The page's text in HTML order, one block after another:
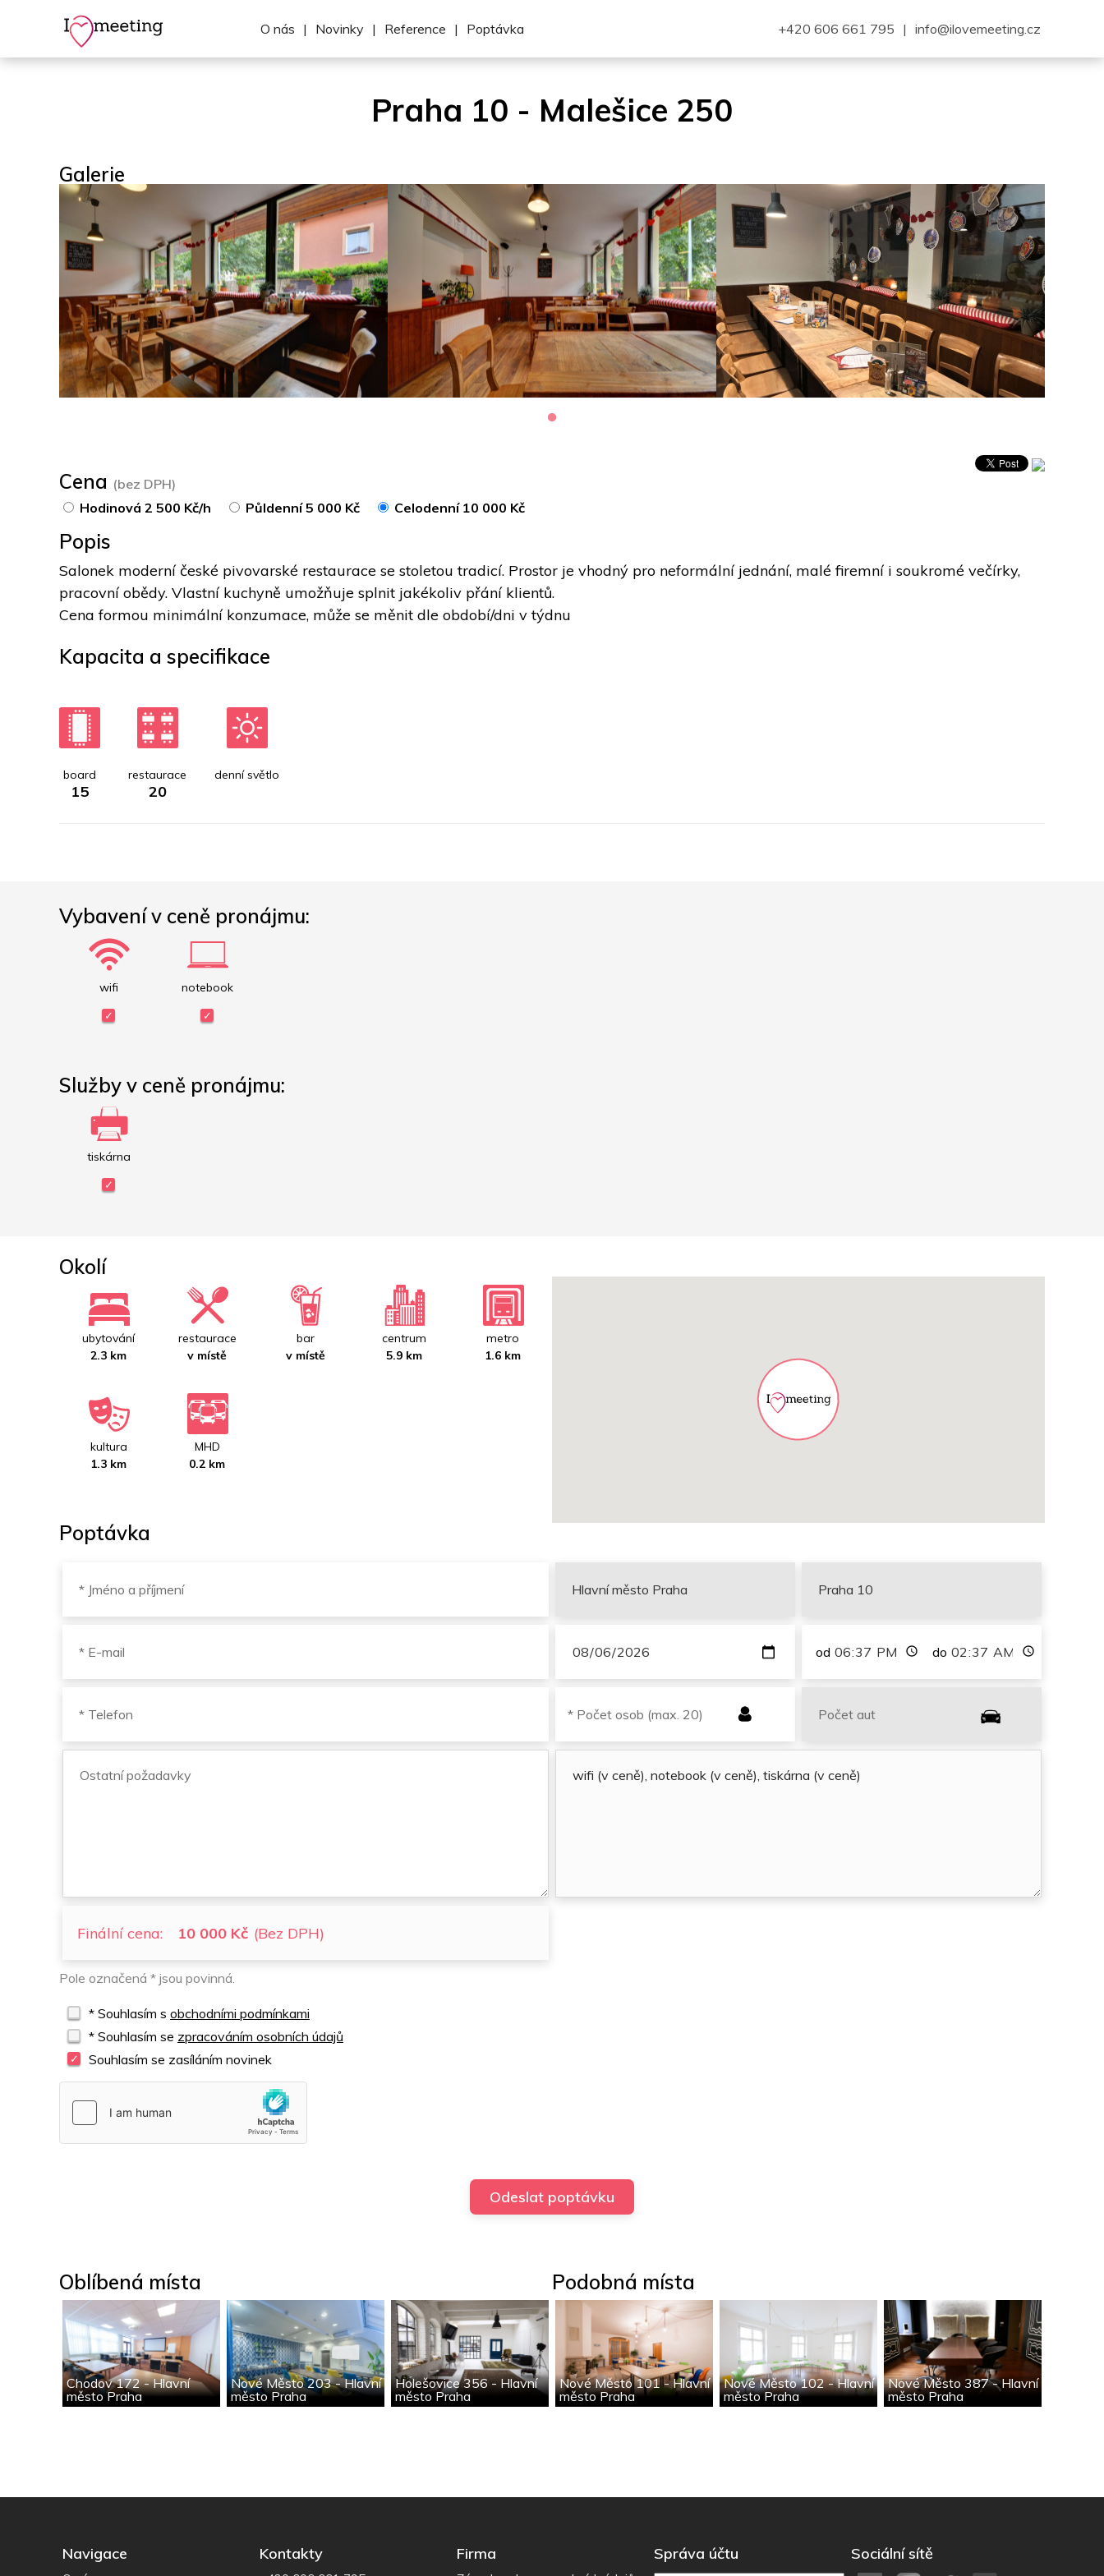
O nás | Novinky | Reference | Poptávka +420 606 661 795 | info@ilovemeeting.cz
Praha 10 - Malešice 250
Galerie
Cena (bez DPH)
Hodinová 2 500 Kč/h
Půldenní 5 000 Kč Celodenní 10 000 Kč
Popis
Salonek moderní české pivovarské restaurace se stoletou tradicí. Prostor je vhodný pro neformální jednání, malé firemní i soukromé večírky,
pracovní obědy. Vlastní kuchyně umožňuje splnit jakékoliv přání klientů.
Cena formou minimální konzumace, může se měnit dle období/dni v týdnu
Kapacita a specifikace
board
15
restaurace
20
denní světlo
Vybavení v ceně pronájmu:
wifi notebook
Služby v ceně pronájmu:
tiskárna
Okolí
ubytování
2.3 km
restaurace
v místě
bar
v místě
centrum
5.9 km
metro
1.6 km
kultura
1.3 km
MHD
0.2 km
Poptávka
od do
Finální cena: 10 000 Kč (Bez DPH)
Pole označená * jsou povinná.
* Souhlasím s obchodními podmínkami
* Souhlasím se zpracováním osobních údajů
Souhlasím se zasíláním novinek
Oblíbená místa
Chodov 172 - Hlavní
město Praha
Nové Město 203 - Hlavní
město Praha
Holešovice 356 - Hlavní
město Praha
Podobná místa
Nové Město 101 - Hlavní
město Praha
Nové Město 102 - Hlavní
město Praha
Nové Město 387 - Hlavní
město Praha
Navigace Kontakty Firma Správa účtu Sociální sítě